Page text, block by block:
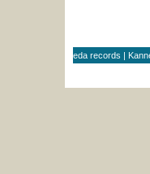
eda records |